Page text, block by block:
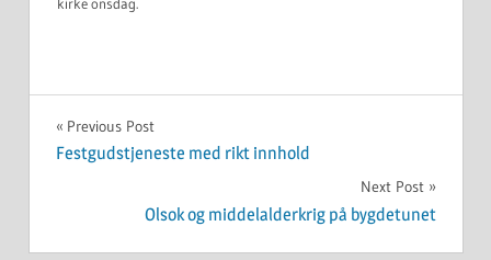
kirke onsdag.
UKATEGORISERT
Innleggsnavigasjon
Previous Post
Festgudstjeneste med rikt innhold
Next Post
Olsok og middelalderkrig på bygdetunet